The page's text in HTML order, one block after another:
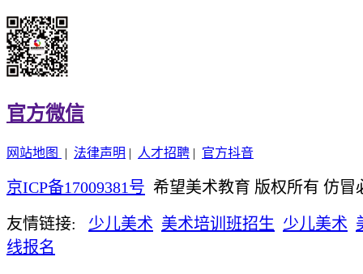
官方微信
网站地图 | 法律声明 | 人才招聘 | 官方抖音
京ICP备17009381号 希望美术教育 版权所有 仿冒
友情链接: 少儿美术 美术培训班招生 少儿美术
线报名